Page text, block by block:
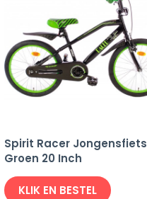
Spirit Racer Jongensfiets
Groen 20 Inch
KLIK EN BESTEL